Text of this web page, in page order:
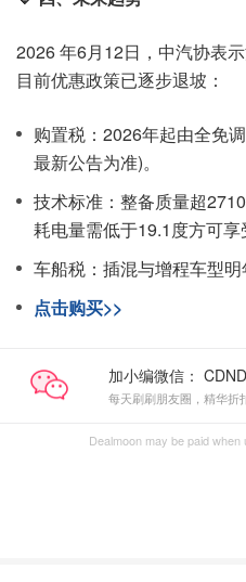
2026 年6月12日，中汽协表
目前优惠政策已逐步退坡：
购置税：2026年起由全免
最新公告为准)。
技术标准：整备质量超
耗电量需低于19.1度方可享
车船税：插混与增程车型明
点击购买>>
加小编微信：
每天刷刷朋友圈，精华折
Dealmoon may be paid